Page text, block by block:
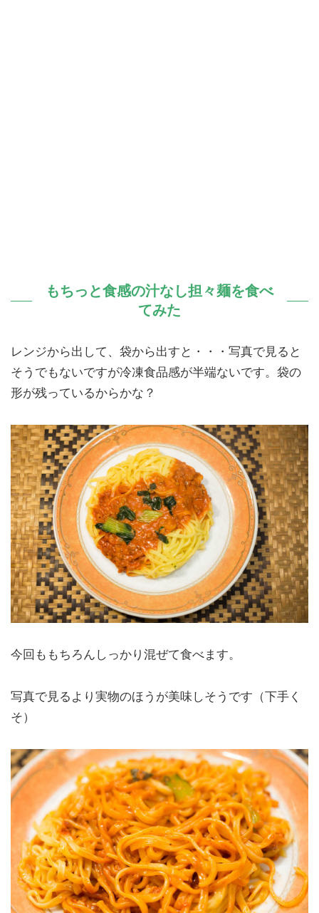
もちっと食感の汁なし担々麺を食べ
てみた
レンジから出して、袋から出すと・・・写真で見ると
そうでもないですが冷凍食品感が半端ないです。袋の
形が残っているからかな？
今回ももちろんしっかり混ぜて食べます。
写真で見るより実物のほうが美味しそうです（下手く
そ）